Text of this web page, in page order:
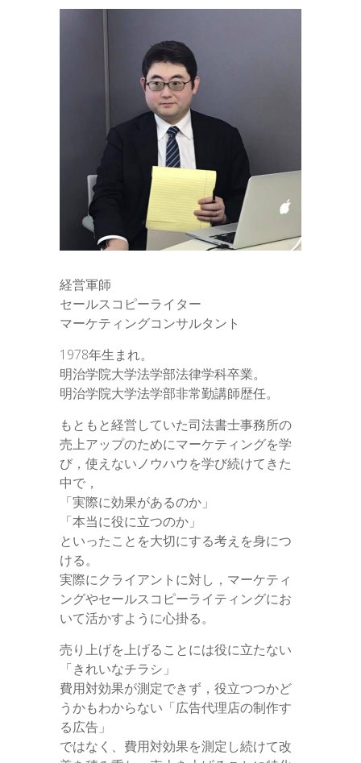
経営軍師
セールスコピーライター
マーケティングコンサルタント
1978年生まれ。
明治学院大学法学部法律学科卒業。
明治学院大学法学部非常勤講師歴任。
もともと経営していた司法書士事務所の
売上アップのためにマーケティングを学
び，使えないノウハウを学び続けてきた
中で，
「実際に効果があるのか」
「本当に役に立つのか」
といったことを大切にする考えを身につ
ける。
実際にクライアントに対し，マーケティ
ングやセールスコピーライティングにお
いて活かすように心掛る。
売り上げを上げることには役に立たない
「きれいなチラシ」
費用対効果が測定できず，役立つつかど
うかもわからない「広告代理店の制作す
る広告」
ではなく、費用対効果を測定し続けて改